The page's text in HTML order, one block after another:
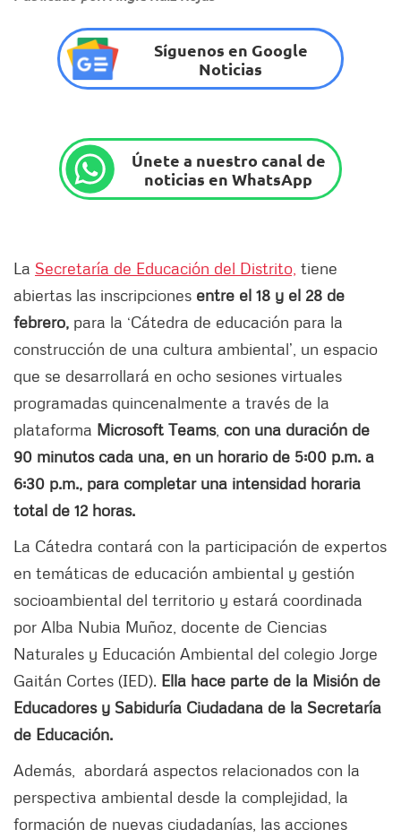
Síguenos en Google
Noticias
Únete a nuestro canal de
noticias en WhatsApp
La Secretaría de Educación del Distrito, tiene
abiertas las inscripciones entre el 18 y el 28 de
febrero, para la ‘Cátedra de educación para la
construcción de una cultura ambiental’, un espacio
que se desarrollará en ocho sesiones virtuales
programadas quincenalmente a través de la
plataforma Microsoft Teams, con una duración de
90 minutos cada una, en un horario de 5:00 p.m. a
6:30 p.m., para completar una intensidad horaria
total de 12 horas.
La Cátedra contará con la participación de expertos
en temáticas de educación ambiental y gestión
socioambiental del territorio y estará coordinada
por Alba Nubia Muñoz, docente de Ciencias
Naturales y Educación Ambiental del colegio Jorge
Gaitán Cortes (IED). Ella hace parte de la Misión de
Educadores y Sabiduría Ciudadana de la Secretaría
de Educación.
Además, abordará aspectos relacionados con la
perspectiva ambiental desde la complejidad, la
formación de nuevas ciudadanías, las acciones